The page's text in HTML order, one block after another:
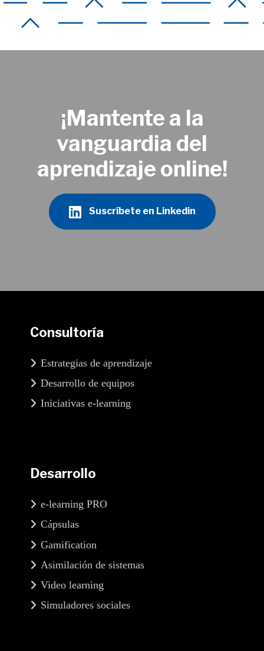
¡Mantente a la
vanguardia del
aprendizaje online!
Suscríbete en Linkedin
Desarrollo
e-learning PRO
Cápsulas
Gamification
Asimilación de sistemas
Video learning
Simuladores sociales
Consultoría
Estrategias de aprendizaje
Desarrollo de equipos
Iniciativas e-learning